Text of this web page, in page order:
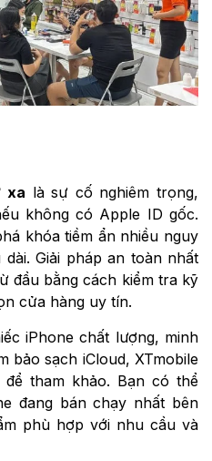
xa là sự cố nghiêm trọng,
không có Apple ID gốc.
khóa tiềm ẩn nhiều nguy
Giải pháp an toàn nhất
đầu bằng cách kiểm tra kỹ
cửa hàng uy tín.
iPhone chất lượng, minh
bảo sạch iCloud, XTmobile
tham khảo. Bạn có thể
đang bán chạy nhất bên
phù hợp với nhu cầu và